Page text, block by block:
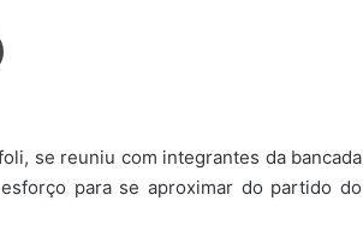
se reuniu com integrantes da bancada
para se aproximar do partido do